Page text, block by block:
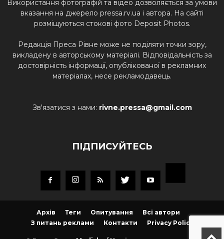
Використання фотографій та відео дозволяється за умови
вказання на джерело pressa.rv.ua і автора. На сайті
розміщуються стокові фото Deposit Photos.
Редакція Преса Рівне може не поділяти точки зору,
викладену в авторському матеріалі. Відповідальність за
достовірність інформації, опублікованої в рекламних
матеріалах, несе рекламодавець.
Зв'язатися з нами: rivne.pressa@gmail.com
ПІДПИСУЙТЕСЬ
Архів Теги Опитування
Всі автори
З питань реклами
Контакти Privacy Policy